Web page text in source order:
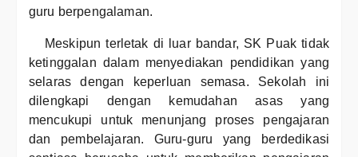
guru berpengalaman.
Meskipun terletak di luar bandar, SK Puak tidak
ketinggalan dalam menyediakan pendidikan yang
selaras dengan keperluan semasa. Sekolah ini
dilengkapi dengan kemudahan asas yang
mencukupi untuk menunjang proses pengajaran
dan pembelajaran. Guru-guru yang berdedikasi